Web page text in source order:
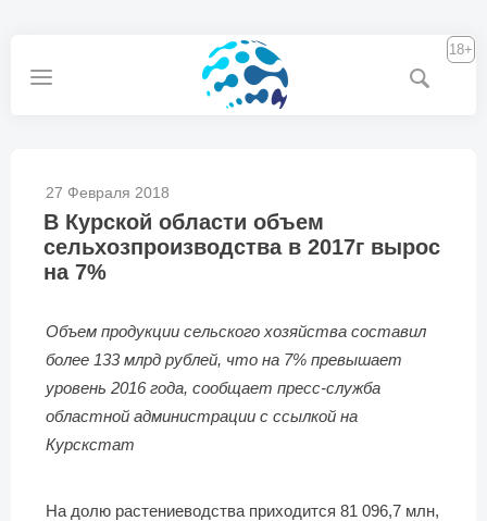
18+
27 Февраля 2018
В Курской области объем
сельхозпроизводства в 2017г вырос
на 7%
Объем продукции сельского хозяйства составил
более 133 млрд рублей, что на 7% превышает
уровень 2016 года, сообщает пресс-служба
областной администрации с ссылкой на
Курскстат
На долю растениеводства приходится 81 096,7 млн,